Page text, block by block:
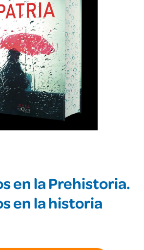
en la Prehistoria.
en la historia